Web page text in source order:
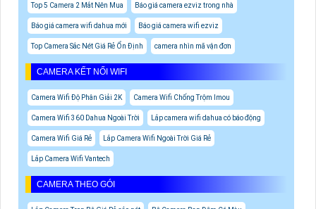
Top 5 Camera 2 Mắt Nên Mua Báo giá camera ezviz trong nhà
Báo giá camera wifi dahua mới Báo giá camera wifi ezviz
Top Camera Sắc Nét Giá Rẻ Ổn Định camera nhìn mã vận đơn
CAMERA KẾT NỐI WIFI
Camera Wifi Độ Phân Giải 2K Camera Wifi Chống Trộm Imou
Camera Wifi 360 Dahua Ngoài Trời Lắp camera wifi dahua có báo động
Camera Wifi Giá Rẻ Lắp Camera Wifi Ngoài Trời Giá Rẻ
Lắp Camera Wifi Vantech
CAMERA THEO GÓI